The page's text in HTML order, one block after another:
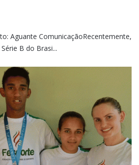
Aguante ComunicaçãoRecentemente,
B do Brasi...